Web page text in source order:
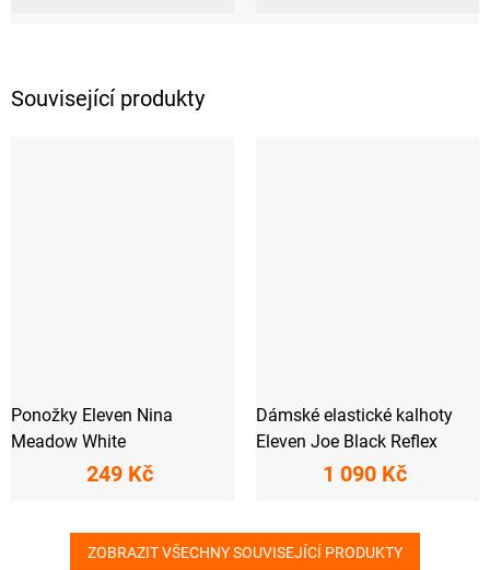
Související produkty
Ponožky Eleven Nina
Meadow White
249 Kč
Dámské elastické kalhoty
Eleven Joe Black Reflex
1 090 Kč
ZOBRAZIT VŠECHNY SOUVISEJÍCÍ PRODUKTY